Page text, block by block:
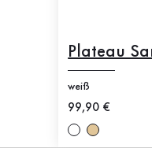
Plateau
weiß
Neuer Preis
99,90 €